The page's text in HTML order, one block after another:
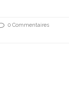
0 Commentaires